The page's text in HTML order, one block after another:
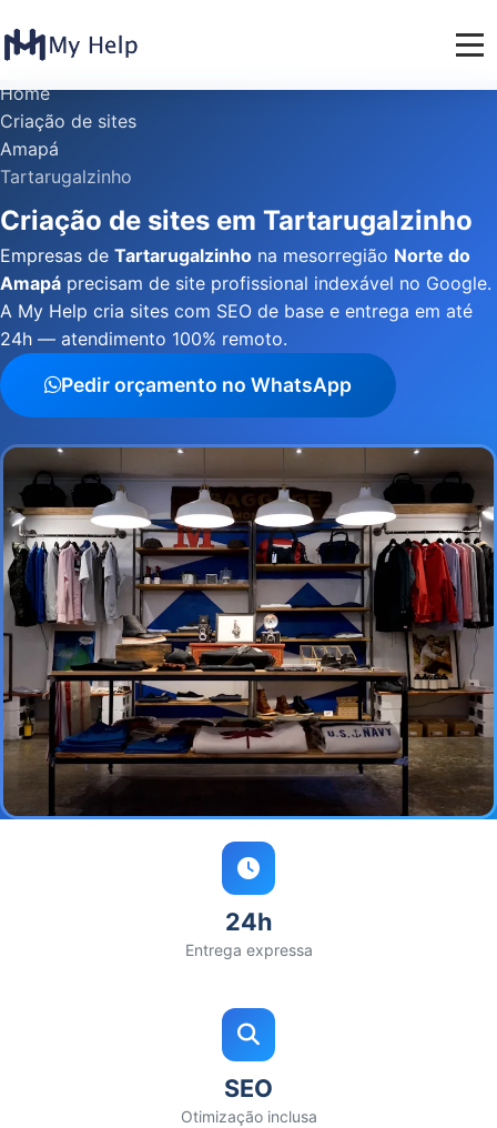
Home
Criação de sites
Amapá
Tartarugalzinho
Criação de sites em Tartarugalzinho
Empresas de Tartarugalzinho na mesorregião Norte do
Amapá precisam de site profissional indexável no Google.
A My Help cria sites com SEO de base e entrega em até
24h — atendimento 100% remoto.
Pedir orçamento no WhatsApp
24h
Entrega expressa
SEO
Otimização inclusa